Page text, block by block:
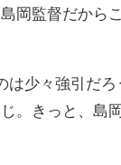
岡監督だから
少々強引だろ
。きっと、島